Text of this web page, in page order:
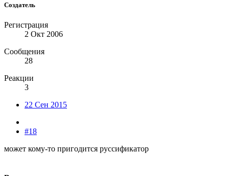
Создатель
Регистрация
2 Окт 2006
Сообщения
28
Реакции
3
22 Сен 2015
#18
может кому-то пригодится руссификатор